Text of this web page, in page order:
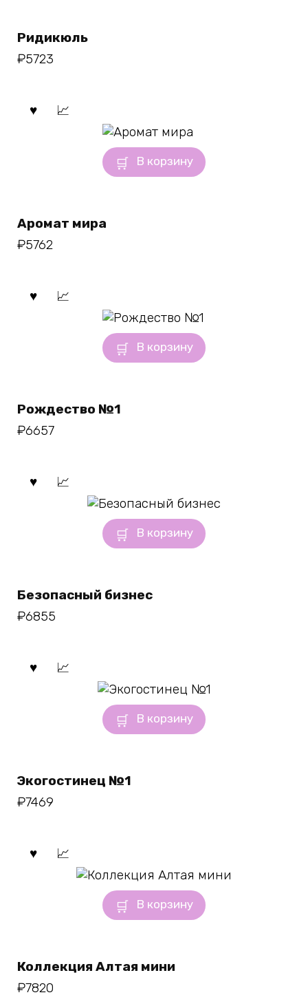
Ридикюль
₽5723
В корзину
Аромат мира
₽5762
В корзину
Рождество №1
₽6657
В корзину
Безопасный бизнес
₽6855
В корзину
Экогостинец №1
₽7469
В корзину
Коллекция Алтая мини
₽7820